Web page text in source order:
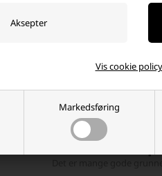
Markedsføring
Vis cookie
sikkerhet og
er kjent for sin høye kvalitet og
, hvor du finner
Hvorfor handle